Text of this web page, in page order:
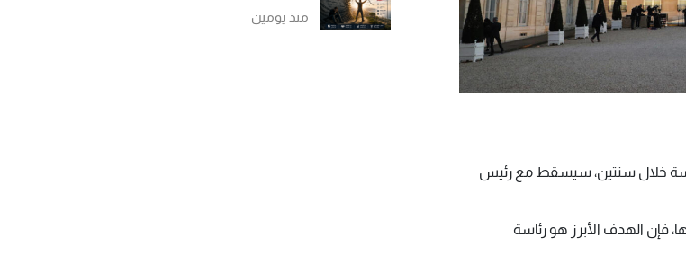
خلال سنتين، سيسقط مع رئيس
فإن الهدف الأبرز هو رئاسة
منذ يومين